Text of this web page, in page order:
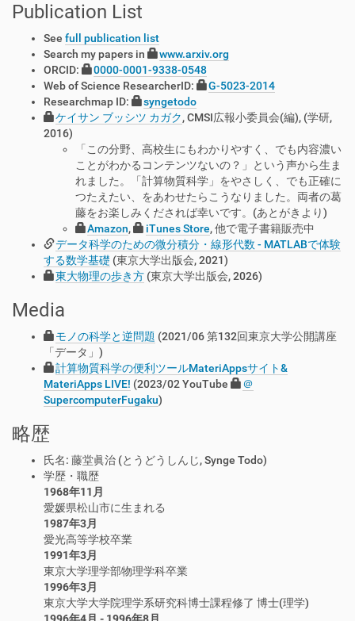
Publication List
See full publication list
Search my papers in
www.arxiv.org
ORCID:
0000-0001-9338-0548
Web of Science ResearcherID:
G-5023-2014
Researchmap ID:
syngetodo
ケイサン ブッシツ カガク, CMSI広報小委員会(編), (学研,
2016)
「この分野、高校生にもわかりやすく、でも内容濃い
ことがわかるコンテンツないの？」という声から生ま
れました。「計算物質科学」をやさしく、でも正確に
つたえたい、をあわせたらこうなりました。両者の葛
藤をお楽しみくだされば幸いです。(あとがきより)
Amazon, iTunes Store, 他で電子書籍販売中
データ科学のための微分積分・線形代数 - MATLABで体験
する数学基礎 (東京大学出版会, 2021)
東大物理の歩き方 (東京大学出版会, 2026)
Media
モノの科学と逆問題 (2021/06 第132回東京大学公開講座
「データ」)
計算物質科学の便利ツールMateriAppsサイト&
MateriApps LIVE! (2023/02 YouTube
＠
SupercomputerFugaku)
略歴
氏名: 藤堂眞治 (とうどうしんじ, Synge Todo)
学歴・職歴
1968年11月
愛媛県松山市に生まれる
1987年3月
愛光高等学校卒業
1991年3月
東京大学理学部物理学科卒業
1996年3月
東京大学大学院理学系研究科博士課程修了 博士(理学)